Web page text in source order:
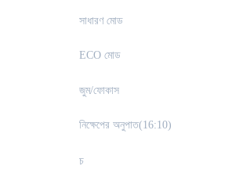
সাধারণ মোড
ECO মোড
জুম/ফোকাস
নিক্ষেপের অনুপাত(16:10)
চ